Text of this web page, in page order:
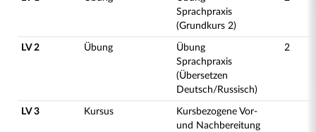
Sprachpraxis
(Grundkurs 2)
LV 2 Übung
Übung
Sprachpraxis
(Übersetzen
Deutsch/Russisch)
2
LV 3 Kursus
Kursbezogene Vor-
und Nachbereitung